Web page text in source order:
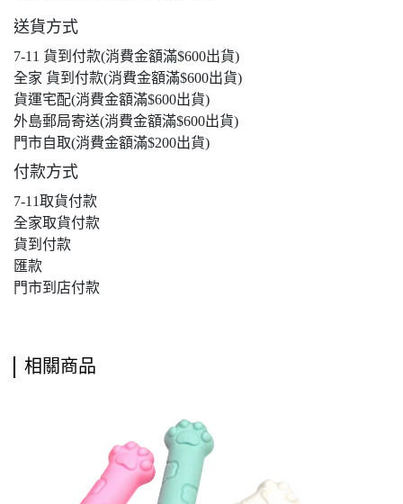
送貨方式
7-11 貨到付款(消費金額滿$600出貨)
全家 貨到付款(消費金額滿$600出貨)
貨運宅配(消費金額滿$600出貨)
外島郵局寄送(消費金額滿$600出貨)
門市自取(消費金額滿$200出貨)
付款方式
7-11取貨付款
全家取貨付款
貨到付款
匯款
門市到店付款
相關商品